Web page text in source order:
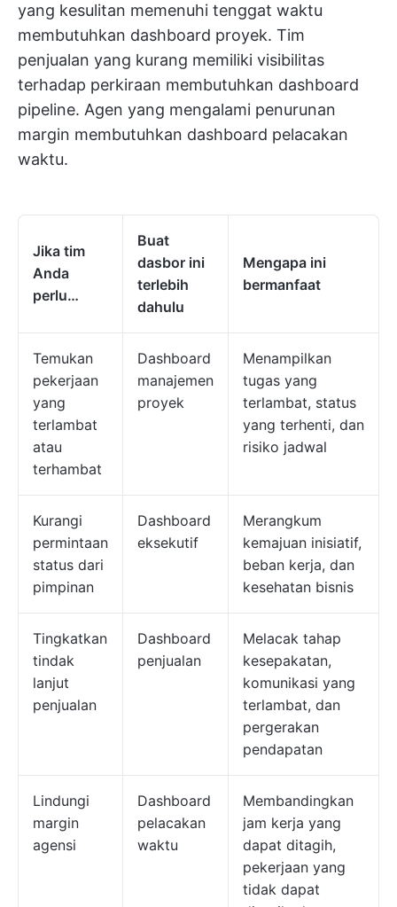
yang kesulitan memenuhi tenggat waktu
membutuhkan dashboard proyek. Tim
penjualan yang kurang memiliki visibilitas
terhadap perkiraan membutuhkan dashboard
pipeline. Agen yang mengalami penurunan
margin membutuhkan dashboard pelacakan
waktu.
Jika tim
Anda
perlu…
Buat
dasbor ini
terlebih
dahulu
Mengapa ini
bermanfaat
Temukan
pekerjaan
yang
terlambat
atau
terhambat
Dashboard
manajemen
proyek
Menampilkan
tugas yang
terlambat, status
yang terhenti, dan
risiko jadwal
Kurangi
permintaan
status dari
pimpinan
Dashboard
eksekutif
Merangkum
kemajuan inisiatif,
beban kerja, dan
kesehatan bisnis
Tingkatkan
tindak
lanjut
penjualan
Dashboard
penjualan
Melacak tahap
kesepakatan,
komunikasi yang
terlambat, dan
pergerakan
pendapatan
Lindungi
margin
agensi
Dashboard
pelacakan
waktu
Membandingkan
jam kerja yang
dapat ditagih,
pekerjaan yang
tidak dapat